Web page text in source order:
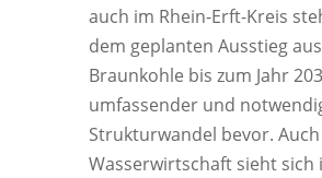
auch im Rhein-Erft-Kreis
dem geplanten Ausstieg
Braunkohle bis zum Jahr
umfassender und
Strukturwandel bevor.
Wasserwirtschaft sieht sich